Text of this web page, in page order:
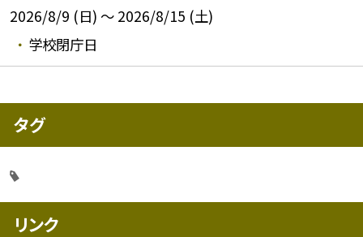
2026/8/9 (日) ～ 2026/8/15 (土)
学校閉庁日
タグ
リンク